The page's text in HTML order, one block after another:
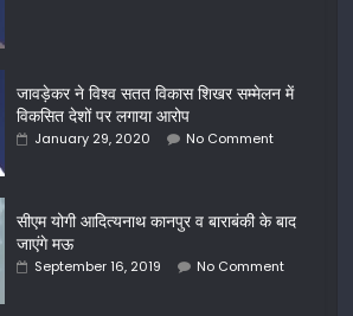
जावड़ेकर ने विश्व सतत विकास शिखर सम्मेलन में
विकसित देशों पर लगाया आरोप
January 29, 2020 No Comment
सीएम योगी आदित्यनाथ कानपुर व बाराबंकी के बाद
जाएंगे मऊ
September 16, 2019 No Comment